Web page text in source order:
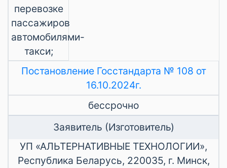
перевозке
пассажиров
автомобилями-
такси;
Постановление Госстандарта № 108 от
16.10.2024г.
бессрочно
Заявитель (Изготовитель)
УП «АЛЬТЕРНАТИВНЫЕ ТЕХНОЛОГИИ»,
Республика Беларусь, 220035, г. Минск,